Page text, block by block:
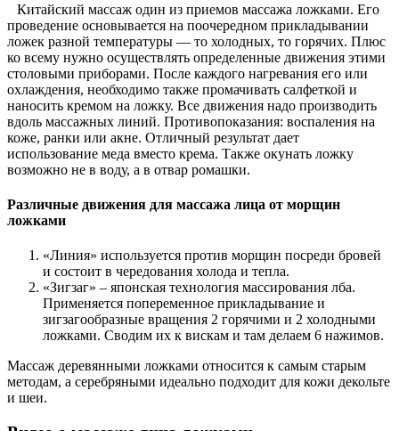
Китайский массаж один из приемов массажа ложками. Его
проведение основывается на поочередном прикладывании
ложек разной температуры — то холодных, то горячих. Плюс
ко всему нужно осуществлять определенные движения этими
столовыми приборами. После каждого нагревания его или
охлаждения, необходимо также промачивать салфеткой и
наносить кремом на ложку. Все движения надо производить
вдоль массажных линий. Противопоказания: воспаления на
коже, ранки или акне. Отличный результат дает
использование меда вместо крема. Также окунать ложку
возможно не в воду, а в отвар ромашки.
Различные движения для массажа лица от морщин
ложками
«Линия» используется против морщин посреди бровей
и состоит в чередования холода и тепла.
«Зигзаг» – японская технология массирования лба.
Применяется попеременное прикладывание и
зигзагообразные вращения 2 горячими и 2 холодными
ложками. Сводим их к вискам и там делаем 6 нажимов.
Массаж деревянными ложками относится к самым старым
методам, а серебряными идеально подходит для кожи декольте
и шеи.